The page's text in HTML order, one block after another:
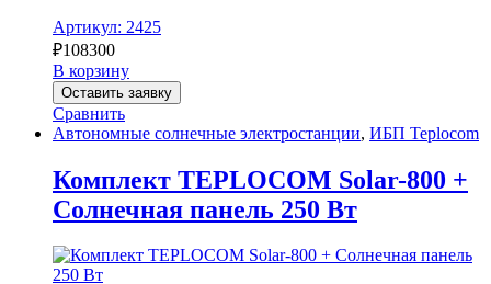
Артикул: 2425
₽108300
В корзину
Оставить заявку
Сравнить
Автономные солнечные электростанции, ИБП Teplocom
Комплект TEPLOCOM Solar-800 +
Солнечная панель 250 Вт